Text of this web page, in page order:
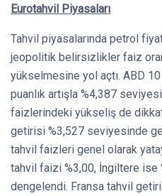
Eurotahvil Piyasaları
Tahvil piyasalarında petrol
jeopolitik belirsizlikler faiz
yükselmesine yol açtı. ABD
puanlık artışla %4,387
faizlerindeki yükseliş de dikkat
getirisi %3,527 seviyesinde
tahvil faizleri genel olarak
tahvil faizi %3,00, İngiltere ise
dengelendi. Fransa tahvil